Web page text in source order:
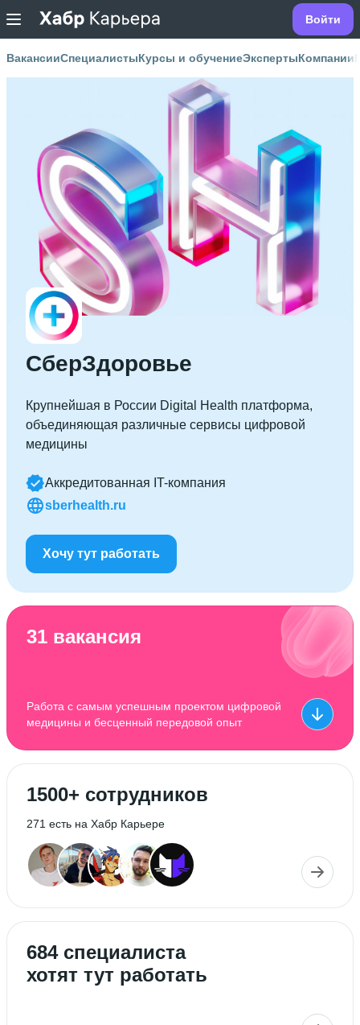
Войти
ВакансииСпециалистыКурсы и обучениеЭкспертыКомпании
СберЗдоровье
Крупнейшая в России Digital Health платформа,
объединяющая различные сервисы цифровой
медицины
Аккредитованная IT-компания
sberhealth.ru
Хочу тут работать
31 вакансия
Работа с самым успешным проектом цифровой
медицины и бесценный передовой опыт
1500+ сотрудников
271 есть на Хабр Карьере
684 специалиста
хотят тут работать